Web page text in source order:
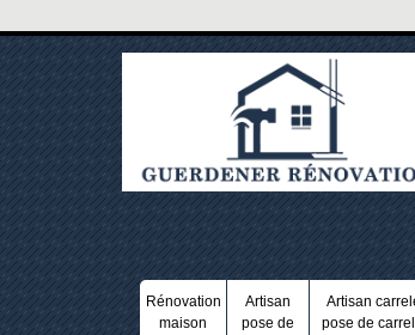
Rénovation
maison
Artisan
pose de
Artisan
pose de